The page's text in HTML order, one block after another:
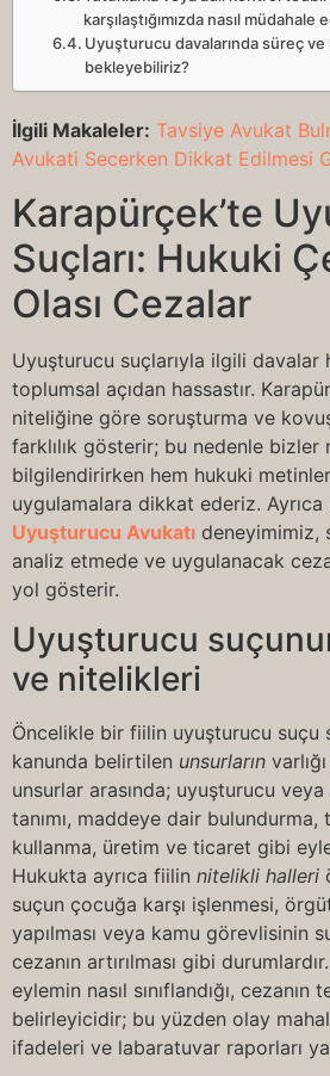
karşılaştığımızda nasıl müdahale
Uyuşturucu davalarında süreç ve
bekleyebiliriz?
İlgili Makaleler: Tavsiye Avukat
Avukati Secerken Dikkat Edilmesi
Karapürçek’te
Suçları: Hukuki
Olası Cezalar
Uyuşturucu suçlarıyla ilgili davalar
toplumsal açıdan hassastır.
niteliğine göre soruşturma ve
farklılık gösterir; bu nedenle bizler
bilgilendirirken hem hukuki
uygulamalara dikkat ederiz. Ayrıca
Uyuşturucu Avukatı deneyimimiz,
analiz etmede ve uygulanacak
yol gösterir.
Uyuşturucu
ve nitelikleri
Öncelikle bir fiilin uyuşturucu suçu
kanunda belirtilen unsurların
unsurlar arasında; uyuşturucu veya
tanımı, maddeye dair bulundurma,
kullanma, üretim ve ticaret gibi
Hukukta ayrıca fiilin nitelikli halleri
suçun çocuğa karşı işlenmesi,
yapılması veya kamu görevlisinin
cezanın artırılması gibi
eylemin nasıl sınıflandığı, cezanın
belirleyicidir; bu yüzden olay
ifadeleri ve labaratuvar raporları